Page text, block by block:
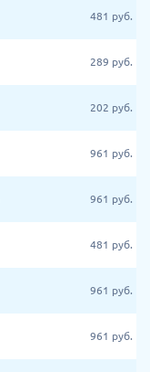
481 руб.
289 руб.
202 руб.
961 руб.
961 руб.
481 руб.
961 руб.
961 руб.